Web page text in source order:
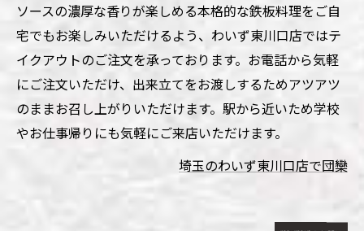
ソースの濃厚な香りが楽しめる本格的な鉄板料理をご自
宅でもお楽しみいただけるよう、わいず東川口店ではテ
イクアウトのご注文を承っております。お電話から気軽
にご注文いただけ、出来立てをお渡しするためアツアツ
のままお召し上がりいただけます。駅から近いため学校
やお仕事帰りにも気軽にご来店いただけます。
埼玉のわいず東川口店で団欒